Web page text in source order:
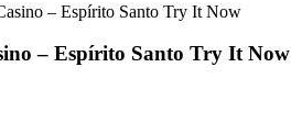
– Espírito Santo Try It Now
– Espírito Santo Try It Now